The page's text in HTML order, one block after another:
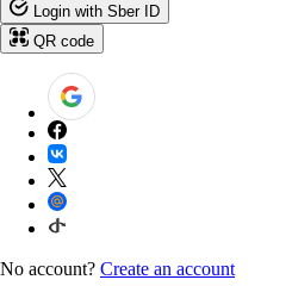
Login with Sber ID
QR code
No account? Create an account